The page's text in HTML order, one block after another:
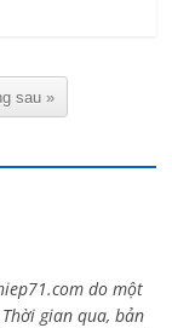
sau »
do một
gian qua, bản